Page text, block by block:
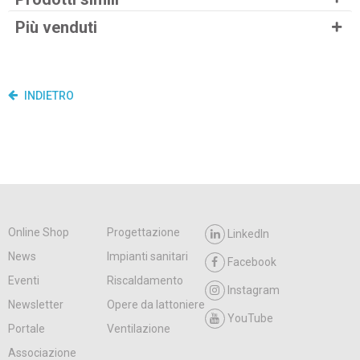
Più venduti
INDIETRO
Online Shop
Progettazione
News
Impianti sanitari
Eventi
Riscaldamento
Newsletter
Opere da lattoniere
Portale
Ventilazione
LinkedIn
Facebook
Instagram
YouTube
Associazione